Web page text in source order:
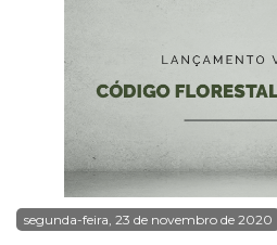
segunda-feira, 23 de novembro de 2020